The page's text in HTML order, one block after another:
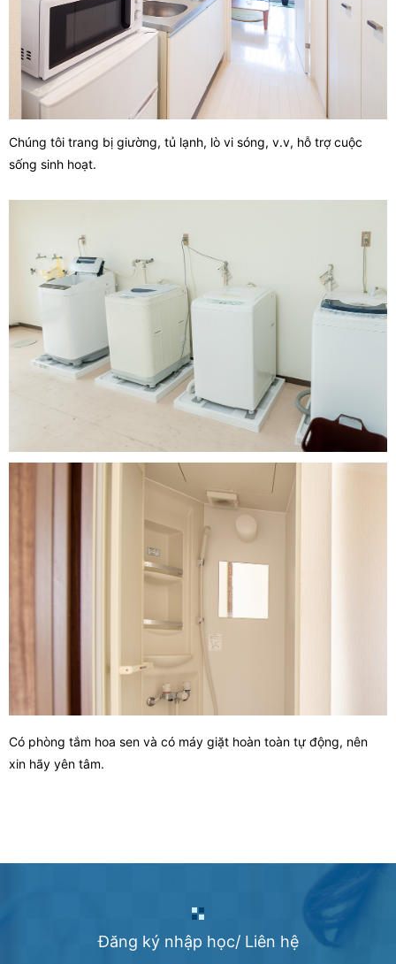
Chúng tôi trang bị giường, tủ lạnh, lò vi sóng, v.v, hỗ trợ cuộc
sống sinh hoạt.
Có phòng tắm hoa sen và có máy giặt hoàn toàn tự động, nên
xin hãy yên tâm.
Đăng ký nhập học/ Liên hệ